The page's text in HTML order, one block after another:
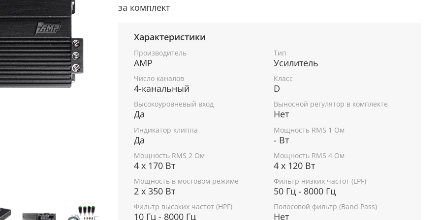
за комплект
Характеристики
Производитель
AMP
Тип
Усилитель
Число каналов
4-канальный
Класс
D
Высокоуровневый вход
Да
Выносной регулятор в комплекте
Нет
Индикатор клиппа
Да
Мощность RMS 1 Ом
- Вт
Мощность RMS 2 Ом
4 x 170 Вт
Мощность RMS 4 Ом
4 х 120 Вт
Мощность в мостовом режиме
2 х 350 Вт
Фильтр низких частот (LPF)
50 Гц - 8000 Гц
Фильтр высоких частот (HPF)
10 Гц - 8000 Гц
Полосовой фильтр (Band Pass)
Нет